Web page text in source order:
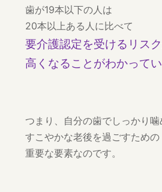
歯が19本以下の人は
20本以上ある人に比べて
要介護認定を受けるリス
高くなることがわかってい
つまり、自分の歯でしっかり噛
すこやかな老後を過ごすための
重要な要素なのです。